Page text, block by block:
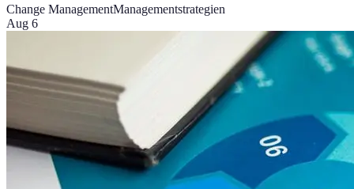
Change ManagementManagementstrategien
Aug 6